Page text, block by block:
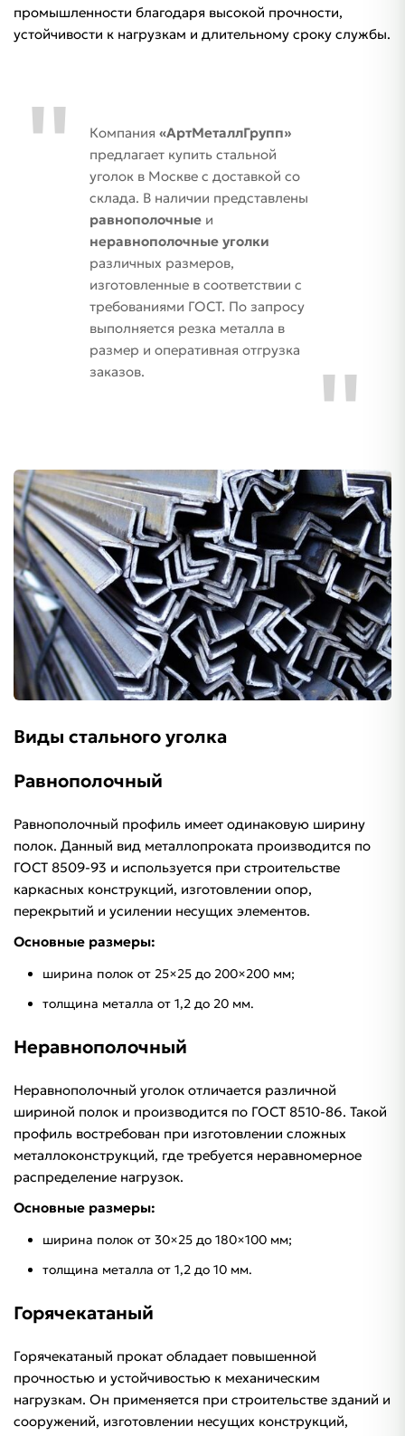
промышленности благодаря высокой прочности,
устойчивости к нагрузкам и длительному сроку службы.
Компания «АртМеталлГрупп»
предлагает купить стальной
уголок в Москве с доставкой со
склада. В наличии представлены
равнополочные и
неравнополочные уголки
различных размеров,
изготовленные в соответствии с
требованиями ГОСТ. По запросу
выполняется резка металла в
размер и оперативная отгрузка
заказов.
Виды стального уголка
Равнополочный
Равнополочный профиль имеет одинаковую ширину
полок. Данный вид металлопроката производится по
ГОСТ 8509-93 и используется при строительстве
каркасных конструкций, изготовлении опор,
перекрытий и усилении несущих элементов.
Основные размеры:
ширина полок от 25×25 до 200×200 мм;
толщина металла от 1,2 до 20 мм.
Неравнополочный
Неравнополочный уголок отличается различной
шириной полок и производится по ГОСТ 8510-86. Такой
профиль востребован при изготовлении сложных
металлоконструкций, где требуется неравномерное
распределение нагрузок.
Основные размеры:
ширина полок от 30×25 до 180×100 мм;
толщина металла от 1,2 до 10 мм.
Горячекатаный
Горячекатаный прокат обладает повышенной
прочностью и устойчивостью к механическим
нагрузкам. Он применяется при строительстве зданий и
сооружений, изготовлении несущих конструкций,